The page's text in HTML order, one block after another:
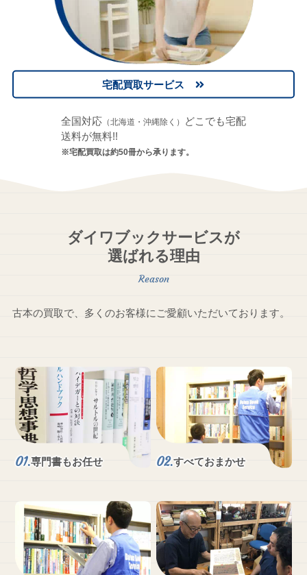
宅配買取サービス
全国対応 （北海道・沖縄除く）
どこでも宅配
送料が無料!!
※宅配買取は約50冊から承ります。
ダイワブックサービスが
選ばれる理由
古本の買取で、多くのお客様にご愛顧いただいております。
専門書もお任せ すべておまかせ